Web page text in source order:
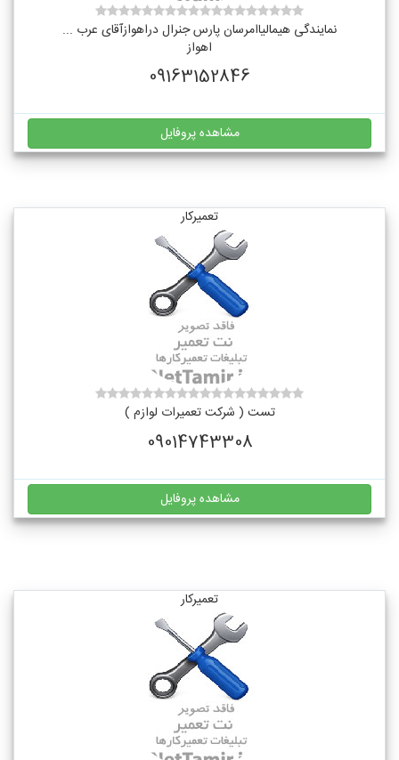
نمایندگی هیمالیاامرسان پارس جنرال دراهوازآقای عرب ...
اهواز
09163152846
مشاهده پروفایل
تعمیرکار
تست ( شرکت تعمیرات لوازم )
09014743308
مشاهده پروفایل
تعمیرکار